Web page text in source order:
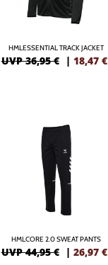
HMLESSENTIAL TRACK JACKET
UVP 36,95 € | 18,47 €
HMLCORE 2.0 SWEAT PANTS
UVP 44,95 € | 26,97 €